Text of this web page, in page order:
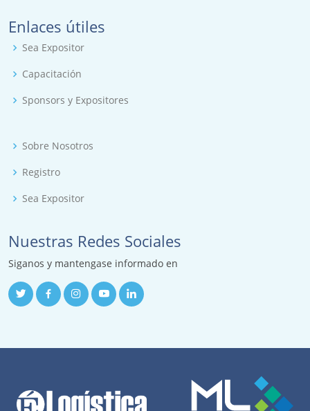
Enlaces útiles
Sea Expositor
Capacitación
Sponsors y Expositores
Sobre Nosotros
Registro
Sea Expositor
Nuestras Redes Sociales
Siganos y mantengase informado en